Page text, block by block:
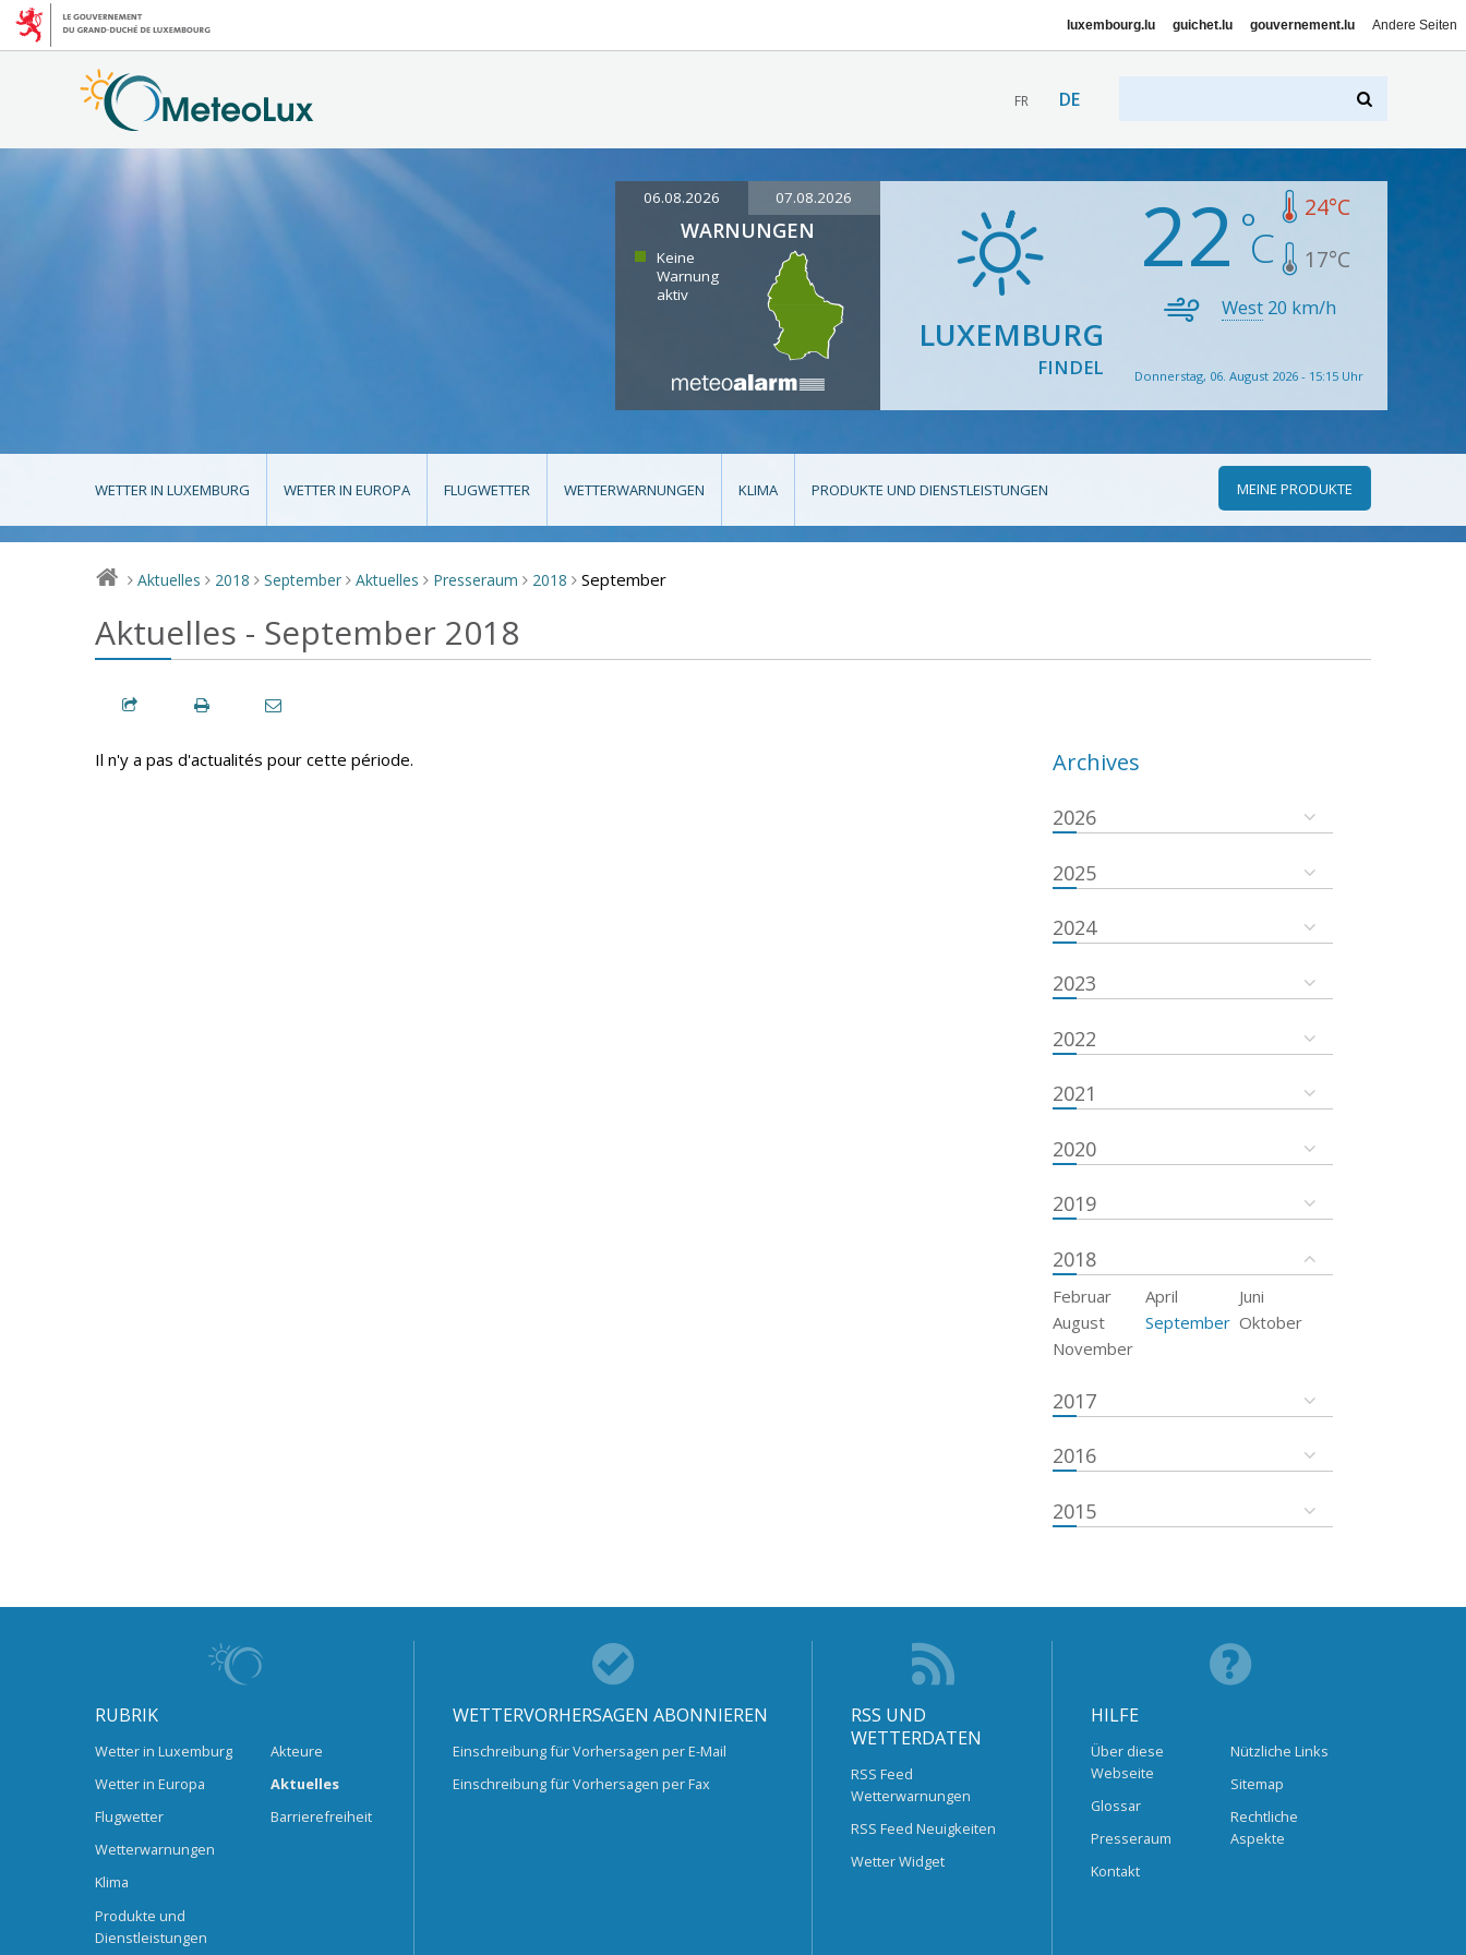
luxembourg.lu guichet.lu gouvernement.lu Andere Seiten
FR DE
06.08.2026 07.08.2026
WARNUNGEN
Keine
Warnung
aktiv
LUXEMBURG
FINDEL
22 24°C
17°C
West 20 km/h
Donnerstag, 06. August 2026 - 15:15 Uhr
WETTER IN LUXEMBURG WETTER IN EUROPA FLUGWETTER WETTERWARNUNGEN KLIMA PRODUKTE UND DIENSTLEISTUNGEN MEINE PRODUKTE
> Aktuelles > 2018 > September > Aktuelles > Presseraum > 2018 > September
Aktuelles - September 2018
Il n'y a pas d'actualités pour cette période. Archives
2026
2025
2024
2023
2022
2021
2020
2019
2018
Februar April
Juni
August
September Oktober
November
2017
2016
2015
RUBRIK
Wetter in Luxemburg
Wetter in Europa
Flugwetter
Wetterwarnungen
Klima
Produkte und
Dienstleistungen
Akteure
Aktuelles
Barrierefreiheit
WETTERVORHERSAGEN ABONNIEREN
Einschreibung für Vorhersagen per E-Mail
Einschreibung für Vorhersagen per Fax
RSS UND
WETTERDATEN
RSS Feed
Wetterwarnungen
RSS Feed Neuigkeiten
Wetter Widget
HILFE
Über diese
Webseite
Glossar
Presseraum
Kontakt
Nützliche Links
Sitemap
Rechtliche
Aspekte